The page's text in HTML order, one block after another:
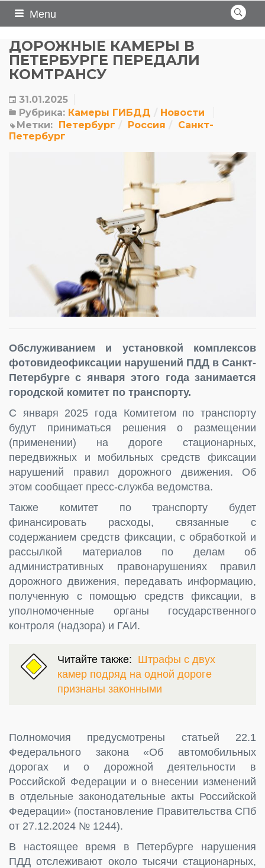
Menu
ДОРОЖНЫЕ КАМЕРЫ В
ПЕТЕРБУРГЕ ПЕРЕДАЛИ
КОМТРАНСУ
31.01.2025
Рубрика: Камеры ГИБДД
Новости
Метки: Петербург Россия
Санкт-
Петербург
Обслуживанием и установкой комплексов
фотовидеофиксации нарушений ПДД в Санкт-
Петербурге с января этого года занимается
городской комитет по транспорту.
С января 2025 года Комитетом по транспорту
будут приниматься решения о размещении
(применении) на дороге стационарных,
передвижных и мобильных средств фиксации
нарушений правил дорожного движения. Об
этом сообщает пресс-служба ведомства.
Также комитет по транспорту будет
финансировать расходы, связанные с
содержанием средств фиксации, с обработкой и
рассылкой материалов по делам об
административных правонарушениях правил
дорожного движения, передавать информацию,
полученную с помощью средств фиксации, в
уполномоченные органы государственного
контроля (надзора) и ГАИ.
Читайте также: Штрафы с двух
камер подряд на одной дороге
признаны законными
Полномочия предусмотрены статьей 22.1
Федерального закона «Об автомобильных
дорогах и о дорожной деятельности в
Российской Федерации и о внесении изменений
в отдельные законодательные акты Российской
Федерации» (постановление Правительства СПб
от 27.12.2024 № 1244).
В настоящее время в Петербурге нарушения
ПДД отслеживают около тысячи стационарных,